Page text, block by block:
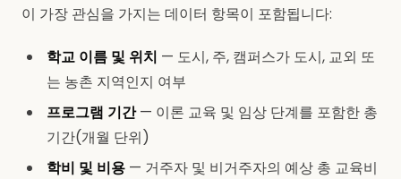
이 가장 관심을 가지는 데이터 항목이 포함됩니다:
학교 이름 및 위치 — 도시, 주, 캠퍼스가 도시, 교외 또
는 농촌 지역인지 여부
프로그램 기간— 이론 교육 및 임상 단계를 포함한 총
기간(개월 단위)
학비 및 비용 — 거주자 및 비거주자의 예상 총 교육비